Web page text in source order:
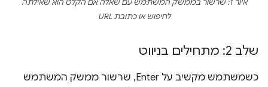
איור 1: שרשור בממשק המשתמש עם שאלה אם הקלט הוא שאילתה
לחיפוש או כתובת URL
שלב 2: מתחילים בניווט
כשמשתמש מקשיב על Enter, שרשור ממשק המשתמש